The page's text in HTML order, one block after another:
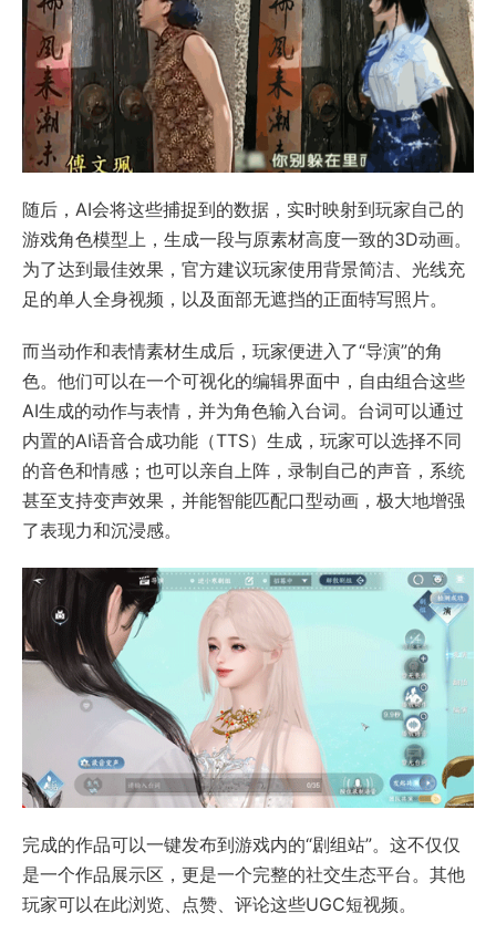
随后，AI会将这些捕捉到的数据，实时映射到玩家自己的
游戏角色模型上，生成一段与原素材高度一致的3D动画。
为了达到最佳效果，官方建议玩家使用背景简洁、光线充
足的单人全身视频，以及面部无遮挡的正面特写照片。
而当动作和表情素材生成后，玩家便进入了“导演”的角
色。他们可以在一个可视化的编辑界面中，自由组合这些
AI生成的动作与表情，并为角色输入台词。台词可以通过
内置的AI语音合成功能（TTS）生成，玩家可以选择不同
的音色和情感；也可以亲自上阵，录制自己的声音，系统
甚至支持变声效果，并能智能匹配口型动画，极大地增强
了表现力和沉浸感。
完成的作品可以一键发布到游戏内的“剧组站”。这不仅仅
是一个作品展示区，更是一个完整的社交生态平台。其他
玩家可以在此浏览、点赞、评论这些UGC短视频。